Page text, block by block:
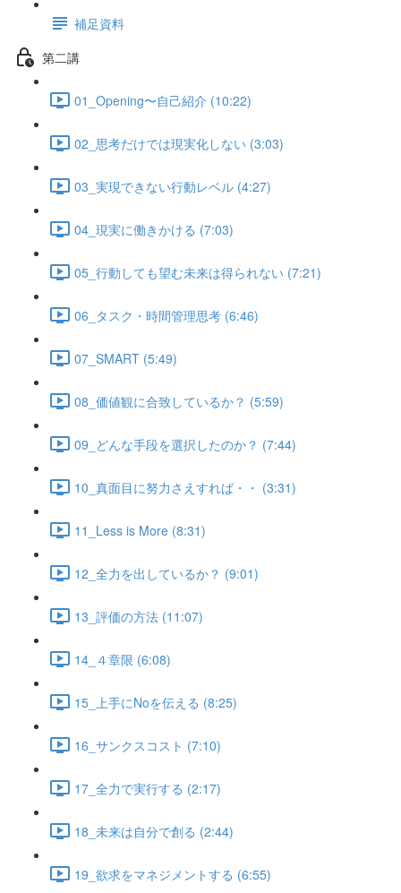
補足資料
第二講
01_Opening〜自己紹介 (10:22)
02_思考だけでは現実化しない (3:03)
03_実現できない行動レベル (4:27)
04_現実に働きかける (7:03)
05_行動しても望む未来は得られない (7:21)
06_タスク・時間管理思考 (6:46)
07_SMART (5:49)
08_価値観に合致しているか？ (5:59)
09_どんな手段を選択したのか？ (7:44)
10_真面目に努力さえすれば・・ (3:31)
11_Less is More (8:31)
12_全力を出しているか？ (9:01)
13_評価の方法 (11:07)
14_４章限 (6:08)
15_上手にNoを伝える (8:25)
16_サンクスコスト (7:10)
17_全力で実行する (2:17)
18_未来は自分で創る (2:44)
19_欲求をマネジメントする (6:55)